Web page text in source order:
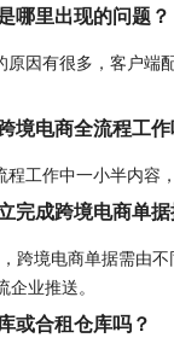
哪里出现的问题？
因有很多，客户
境电商全流程工
工作中一小半内容
完成跨境电商单
跨境电商单据需由
业推送。
或合租仓库吗？